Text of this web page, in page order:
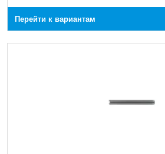
Перейти к вариантам